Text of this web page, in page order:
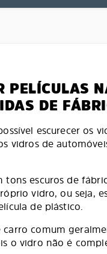
PELÍCULAS
DE
escurecer os
vidros de
tons escuros de
vidro, ou seja,
de plástico.
carro comum
o vidro não é